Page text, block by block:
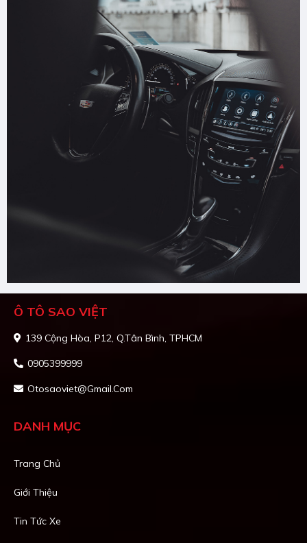
Ô TÔ SAO VIỆT
139 Cộng Hòa, P12, Q.Tân Bình, TPHCM
0905399999
Otosaoviet@gmail.com
DANH MỤC
Trang Chủ
Giới Thiệu
Tin Tức Xe